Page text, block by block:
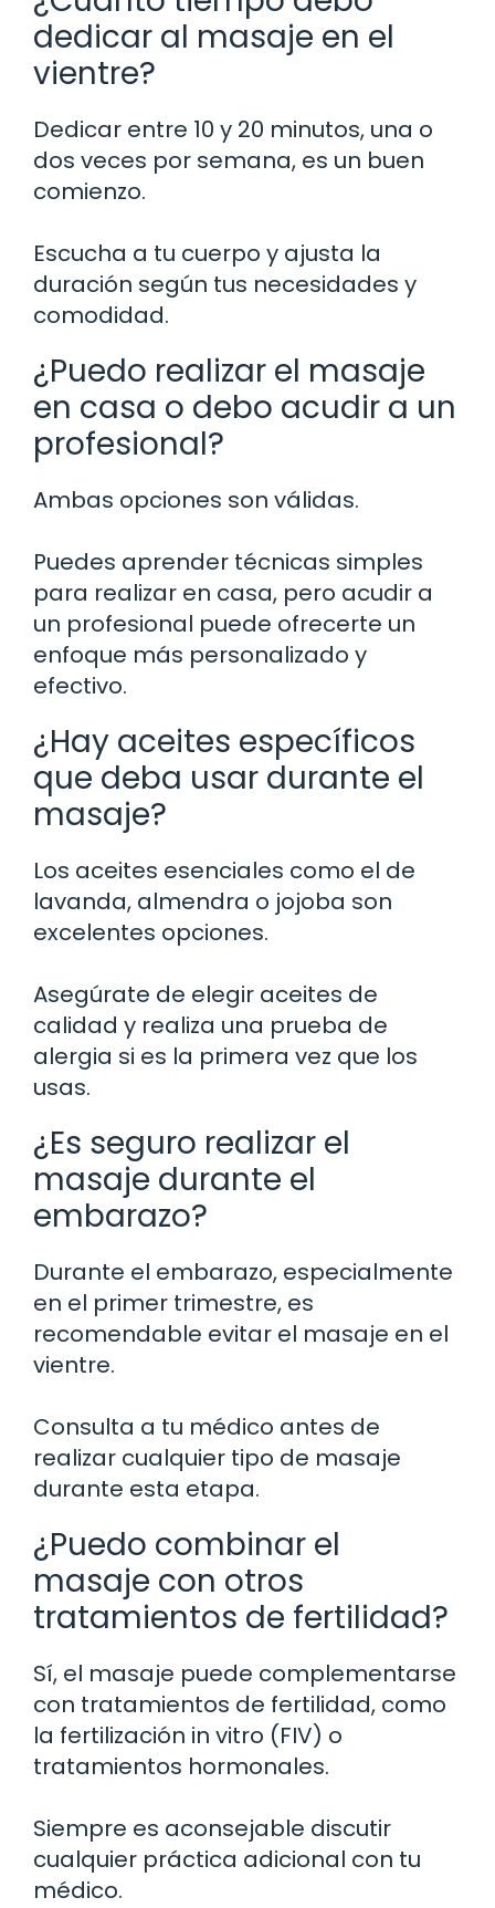
dedicar al masaje en el
vientre?
Dedicar entre 10 y 20 minutos, una o
dos veces por semana, es un buen
comienzo.
Escucha a tu cuerpo y ajusta la
duración según tus necesidades y
comodidad.
¿Puedo realizar el masaje
en casa o debo acudir a un
profesional?
Ambas opciones son válidas.
Puedes aprender técnicas simples
para realizar en casa, pero acudir a
un profesional puede ofrecerte un
enfoque más personalizado y
efectivo.
¿Hay aceites específicos
que deba usar durante el
masaje?
Los aceites esenciales como el de
lavanda, almendra o jojoba son
excelentes opciones.
Asegúrate de elegir aceites de
calidad y realiza una prueba de
alergia si es la primera vez que los
usas.
¿Es seguro realizar el
masaje durante el
embarazo?
Durante el embarazo, especialmente
en el primer trimestre, es
recomendable evitar el masaje en el
vientre.
Consulta a tu médico antes de
realizar cualquier tipo de masaje
durante esta etapa.
¿Puedo combinar el
masaje con otros
tratamientos de fertilidad?
Sí, el masaje puede complementarse
con tratamientos de fertilidad, como
la fertilización in vitro (FIV) o
tratamientos hormonales.
Siempre es aconsejable discutir
cualquier práctica adicional con tu
médico.